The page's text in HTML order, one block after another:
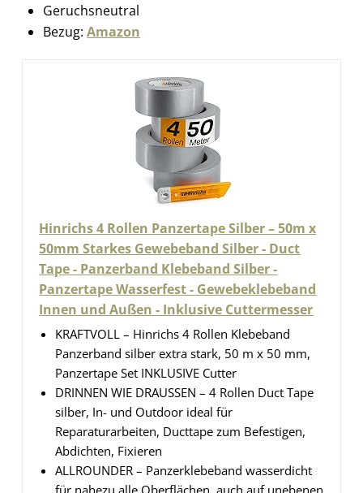
Geruchsneutral
Bezug: Amazon
Hinrichs 4 Rollen Panzertape Silber – 50m x
50mm Starkes Gewebeband Silber - Duct
Tape - Panzerband Klebeband Silber -
Panzertape Wasserfest - Gewebeklebeband
Innen und Außen - Inklusive Cuttermesser
KRAFTVOLL – Hinrichs 4 Rollen Klebeband
Panzerband silber extra stark, 50 m x 50 mm,
Panzertape Set INKLUSIVE Cutter
DRINNEN WIE DRAUSSEN – 4 Rollen Duct Tape
silber, In- und Outdoor ideal für
Reparaturarbeiten, Ducttape zum Befestigen,
Abdichten, Fixieren
ALLROUNDER – Panzerklebeband wasserdicht
für nahezu alle Oberflächen, auch auf unebenen